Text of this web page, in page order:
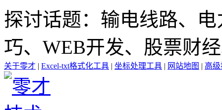
探讨话题：输电线路、
巧、WEB开发、股票财
关于零才 | Excel-txt格式化工具 | 坐标处理工具 | 网站地图 | 高